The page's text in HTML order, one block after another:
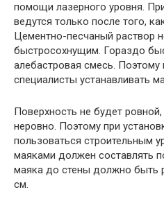
помощи лазерного уровня.
ведутся только после того,
Цементно-песчаный раствор
быстросохнущим. Гораздо
алебастровая смесь.
специалисты устанавливать
Поверхность не будет
неровно. Поэтому при
пользоваться строительным
маяками должен составлять
маяка до стены должно быть
см.